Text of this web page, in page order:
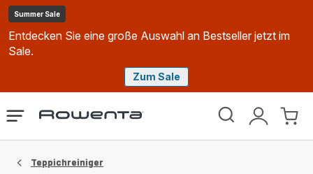
Summer Sale
Entdecken Sie eine große Auswahl an Bestseller jetzt im
Sale.
Zum Sale
Rowenta
Mein
Mein
Das
Teppichreiniger